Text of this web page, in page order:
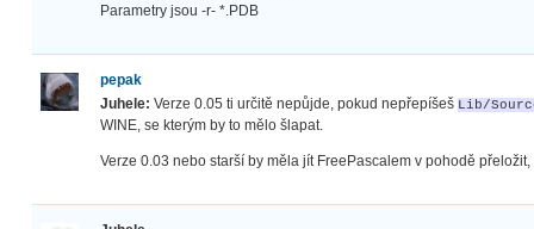
Parametry jsou -r- *.PDB
pepak
Juhele: Verze 0.05 ti určitě nepůjde, pokud nepřepíšeš Lib/
WINE, se kterým by to mělo šlapat.
Verze 0.03 nebo starší by měla jít FreePascalem v pohodě